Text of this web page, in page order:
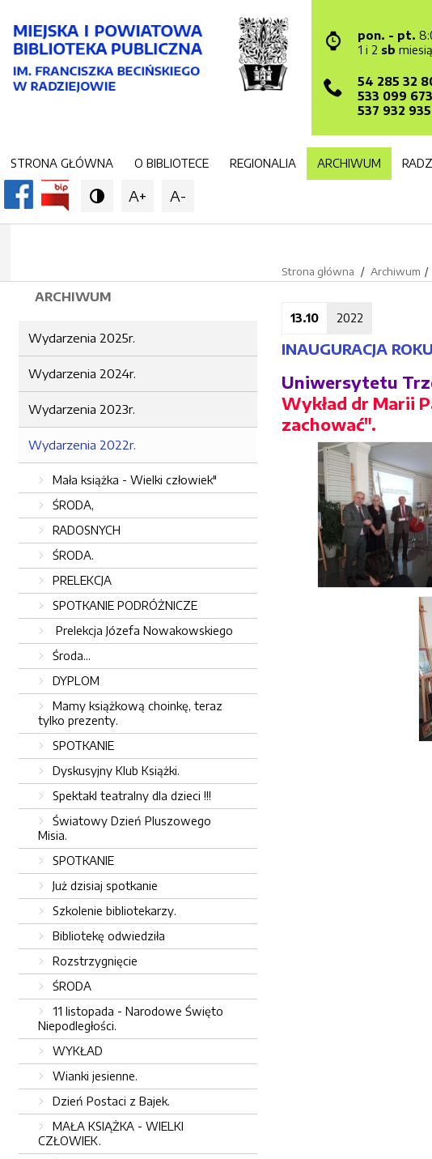
pon. - pt.
1 i 2 sb
54 285 32
533 099 673
537 932 935
STRONA GŁÓWNA O BIBLIOTECE REGIONALIA ARCHIWUM
 A+ A-
ARCHIWUM
Wydarzenia 2025r.
Wydarzenia 2024r.
Wydarzenia 2023r.
Wydarzenia 2022r.
Mała książka - Wielki człowiek"
ŚRODA,
RADOSNYCH
ŚRODA.
PRELEKCJA
SPOTKANIE PODRÓŻNICZE
Prelekcja Józefa Nowakowskiego
Środa...
DYPLOM
Mamy książkową choinkę, teraz
tylko prezenty.
SPOTKANIE
Dyskusyjny Klub Książki.
Spektakl teatralny dla dzieci !!!
Światowy Dzień Pluszowego
Misia.
SPOTKANIE
Już dzisiaj spotkanie
Szkolenie bibliotekarzy.
Bibliotekę odwiedziła
Rozstrzygnięcie
ŚRODA
11 listopada - Narodowe Święto
Niepodległości.
WYKŁAD
Wianki jesienne.
Dzień Postaci z Bajek.
MAŁA KSIĄŻKA - WIELKI
CZŁOWIEK.
Strona główna Archiwum
13.10 2022
INAUGURACJA
Uniwersytetu
Wykład dr Marii
zachować".